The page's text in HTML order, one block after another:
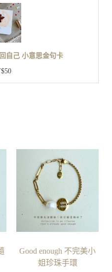
自己 小意思金句卡
50
Good enough 不完美小
姐珍珠手環